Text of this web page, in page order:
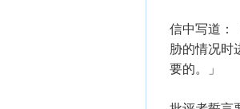
信中写道：
胁的情况时
要的。」